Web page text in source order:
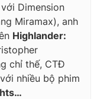
Dimension
Miramax), anh
Highlander:
chỉ thế, CTĐ
nhiều bộ phim